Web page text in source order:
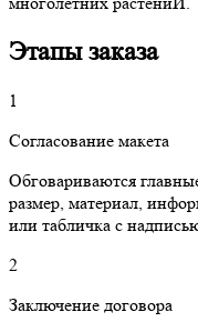
Этапы заказа
1
Согласование макета
Обговариваются
размер, материал,
или табличка с
2
Заключение договора